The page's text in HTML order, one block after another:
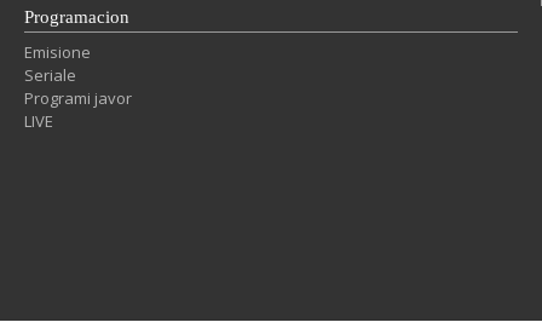
Programacion
Emisione
Seriale
Programi javor
LIVE